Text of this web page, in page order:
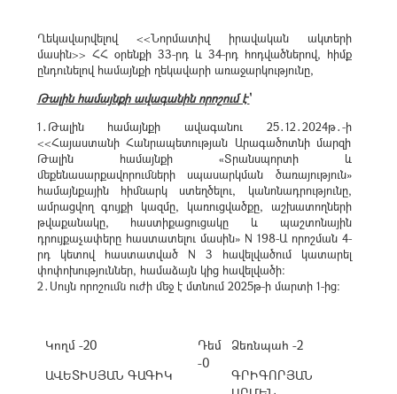
Ղեկավարվելով <<Նորմատիվ իրավական ակտերի
մասին>> ՀՀ օրենքի 33-րդ և 34-րդ հոդվածներով, հիմք
ընդունելով համայնքի ղեկավարի առաջարկությունը,
Թալին համայնքի ավագանին որոշում է՝
1․Թալին համայնքի ավագանու 25․12․2024թ․-ի
<<Հայաստանի Հանրապետության Արագածոտնի մարզի
Թալին համայնքի «Տրանսպորտի և
մեքենասարքավորումների սպասարկման ծառայություն»
համայնքային հիմնարկ ստեղծելու, կանոնադրությունը,
ամրացվող գույքի կազմը, կառուցվածքը, աշխատողների
թվաքանակը, հաստիքացուցակը և պաշտոնային
դրույքաչափերը հաստատելու մասին» N 198-Ա որոշման 4-
րդ կետով հաստատված N 3 հավելվածում կատարել
փոփոխություններ, համաձայն կից հավելվածի։
2․Սույն որոշումն ուժի մեջ է մտնում 2025թ-ի մարտի 1-ից։
Կողմ -20
ԱՎԵՏԻՍՅԱՆ ԳԱԳԻԿ
Դեմ
-0
Ձեռնպահ -2
ԳՐԻԳՈՐՅԱՆ